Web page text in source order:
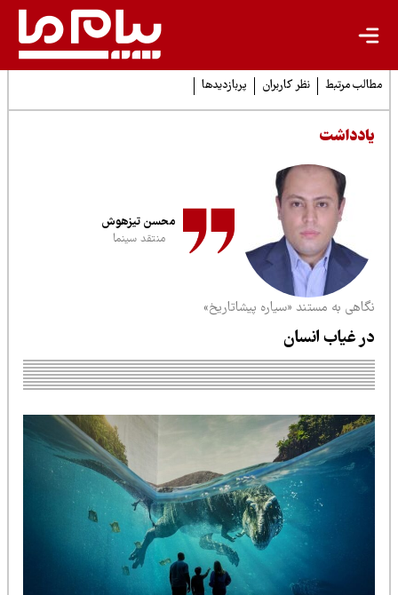
مرتبط نظر کاربران پربازدیدها
محسن تیزهوش
منتقد سینما
به مستند «سیاره پیشاتاریخ»
غیاب انسان